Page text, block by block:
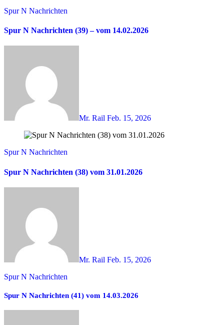
Spur N Nachrichten
Spur N Nachrichten (39) – vom 14.02.2026
Mr. Rail Feb. 15, 2026
Spur N Nachrichten
Spur N Nachrichten (38) vom 31.01.2026
Mr. Rail Feb. 15, 2026
Spur N Nachrichten
Spur N Nachrichten (41) vom 14.03.2026